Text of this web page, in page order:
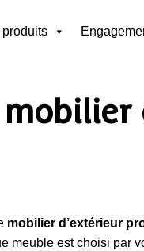
produits
mobilier d’extérieur
meuble est choisi par